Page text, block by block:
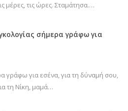
μέρες, τις ώρες. Σταμάτησα.…
σήμερα γράφω για
γράφω για εσένα, για τη δύναμή σου,
τη Νίκη, μαμά…